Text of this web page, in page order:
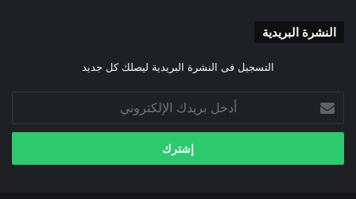
النشرة البريدية
التسجيل فى النشرة البريدية ليصلك كل جديد
بريدك
الإلكتروني